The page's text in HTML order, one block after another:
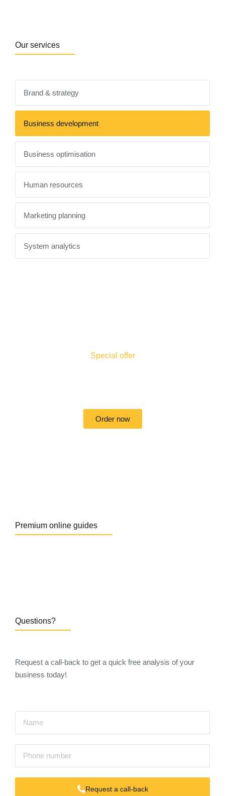
Our services
Brand & strategy
Business development
Business optimisation
Human resources
Marketing planning
System analytics
Special offer
Order now
Premium online guides
Questions?
Request a call-back to get a quick free analysis of your
business today!
Request a call-back